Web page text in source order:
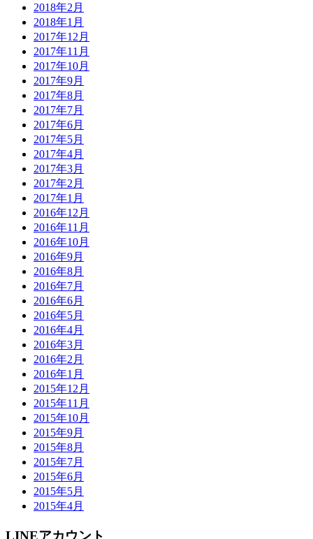
2018年2月
2018年1月
2017年12月
2017年11月
2017年10月
2017年9月
2017年8月
2017年7月
2017年6月
2017年5月
2017年4月
2017年3月
2017年2月
2017年1月
2016年12月
2016年11月
2016年10月
2016年9月
2016年8月
2016年7月
2016年6月
2016年5月
2016年4月
2016年3月
2016年2月
2016年1月
2015年12月
2015年11月
2015年10月
2015年9月
2015年8月
2015年7月
2015年6月
2015年5月
2015年4月
LINEアカウント